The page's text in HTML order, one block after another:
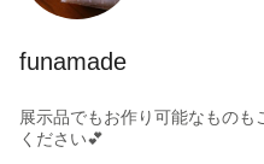
funamade
展示品でもお作り可能なもの
ください💕